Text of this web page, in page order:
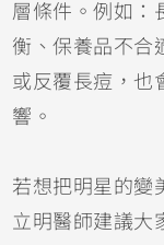
層條件。例如：
衡、保養品不合
或反覆長痘，也
響。
若想把明星的變
立明醫師建議大